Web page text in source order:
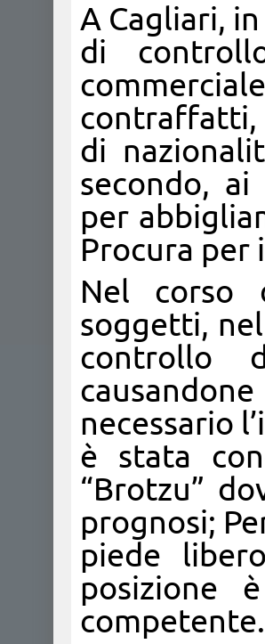
A Cagliari,
di
contraffatti,
di
secondo,
per
Procura per
Nel corso
soggetti,
controllo
necessario
è stata
“Brotzu”
prognosi;
piede
posizione
competente.